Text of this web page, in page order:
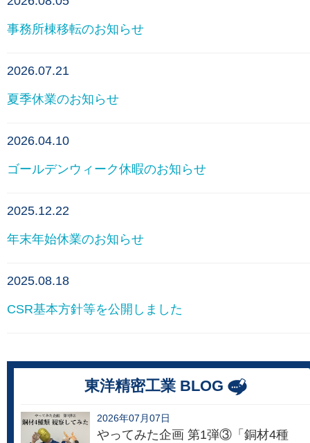
事務所棟移転のお知らせ
2026.07.21
夏季休業のお知らせ
2026.04.10
ゴールデンウィーク休暇のお知らせ
2025.12.22
年末年始休業のお知らせ
2025.08.18
CSR基本方針等を公開しました
東洋精密工業 BLOG
2026年07月07日
やってみた企画 第1弾③「銅材4種